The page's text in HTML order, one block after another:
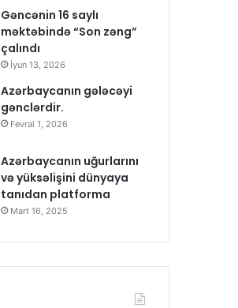
Gəncənin 16 saylı
məktəbində “Son zəng”
çalındı
İyun 13, 2026
Azərbaycanın gələcəyi
gənclərdir.
Fevral 1, 2026
Azərbaycanın uğurlarını
və yüksəlişini dünyaya
tanıdan platforma
Mart 16, 2025